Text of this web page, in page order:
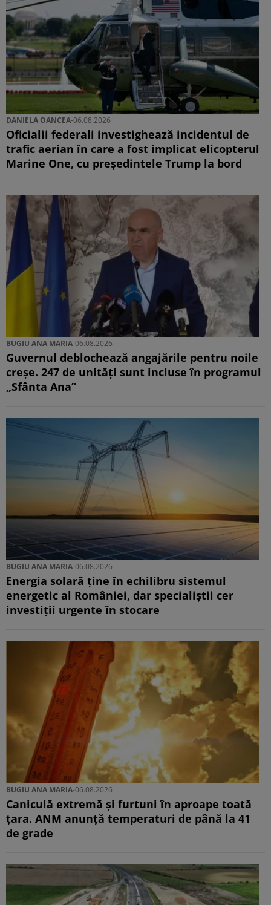
DANIELA OANCEA-06.08.2026
Oficialii federali investighează incidentul de
trafic aerian în care a fost implicat elicopterul
Marine One, cu președintele Trump la bord
BUGIU ⁠ANA MARIA-06.08.2026
Guvernul deblochează angajările pentru noile
creșe. 247 de unități sunt incluse în programul
„Sfânta Ana”
BUGIU ⁠ANA MARIA-06.08.2026
Energia solară ține în echilibru sistemul
energetic al României, dar specialiștii cer
investiții urgente în stocare
BUGIU ⁠ANA MARIA-06.08.2026
Caniculă extremă și furtuni în aproape toată
țara. ANM anunță temperaturi de până la 41
de grade